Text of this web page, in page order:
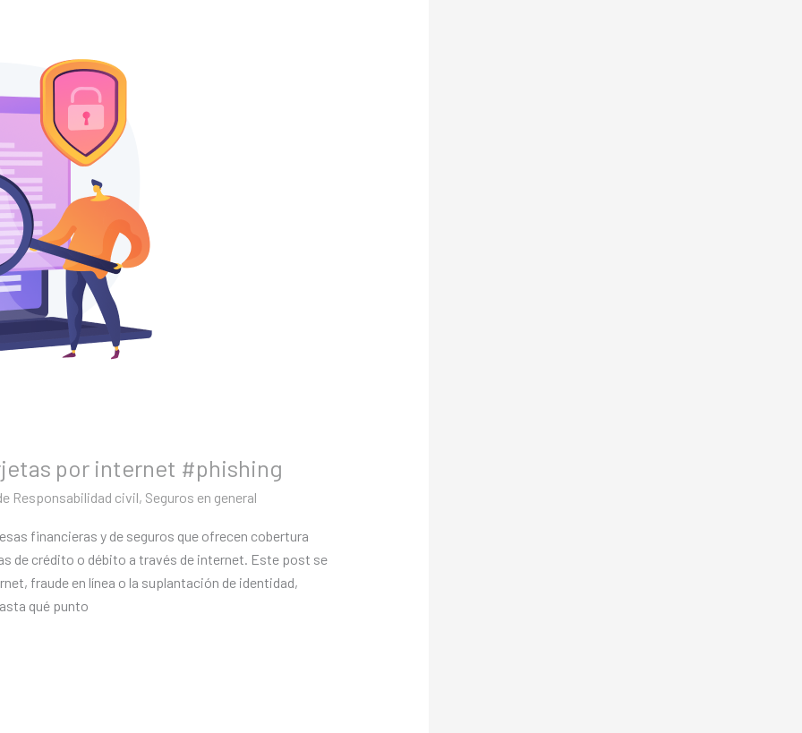
por internet #phishing
Responsabilidad civil, Seguros en general
financieras y de seguros que ofrecen cobertura
de crédito o débito a través de internet. Este post se
fraude en línea o la suplantación de identidad,
qué punto